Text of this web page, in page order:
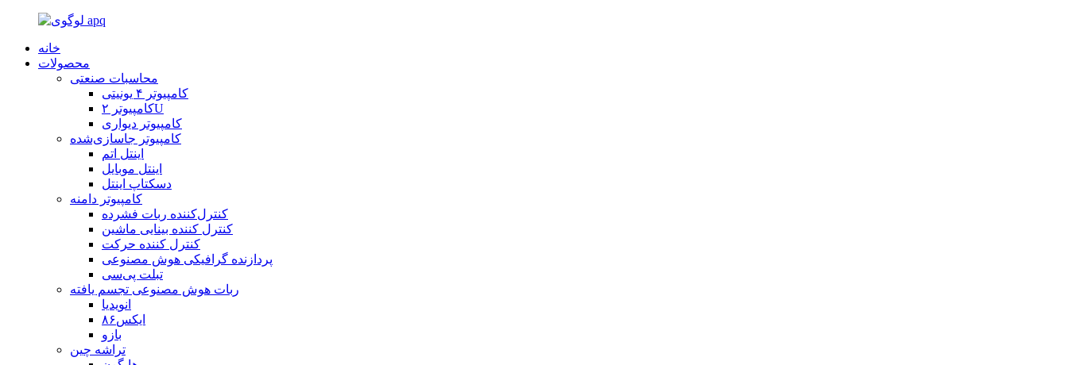
خانه
محصولات
محاسبات صنعتی
کامپیوتر ۴ یونیتی
کامپیوتر ۲U
کامپیوتر دیواری
کامپیوتر جاسازی‌شده
اینتل اتم
اینتل موبایل
دسکتاپ اینتل
کامپیوتر دامنه
کنترل‌کننده ربات فشرده
کنترل کننده بینایی ماشین
کنترل کننده حرکت
پردازنده گرافیکی هوش مصنوعی
تبلت پی‌سی
ربات هوش مصنوعی تجسم یافته
انویدیا
ایکس۸۶
بازو
تراشه چین